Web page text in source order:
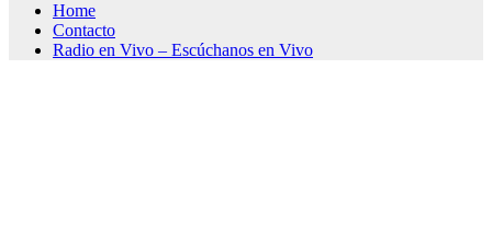
Home
Contacto
Radio en Vivo – Escúchanos en Vivo